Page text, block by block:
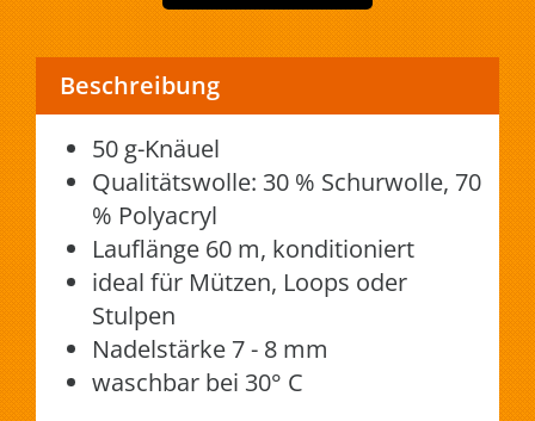
Beschreibung
50 g-Knäuel
Qualitätswolle: 30 % Schurwolle, 70
% Polyacryl
Lauflänge 60 m, konditioniert
ideal für Mützen, Loops oder
Stulpen
Nadelstärke 7 - 8 mm
waschbar bei 30° C